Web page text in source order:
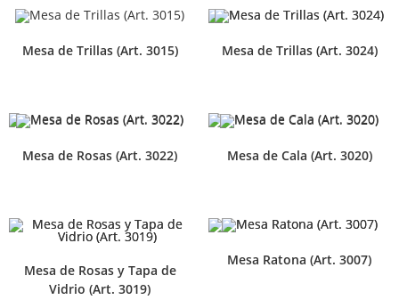
Mesa de Trillas (Art. 3015) Mesa de Trillas (Art. 3024)
Mesa de Rosas (Art. 3022) Mesa de Cala (Art. 3020)
Mesa de Rosas y Tapa de
Vidrio (Art. 3019)
Mesa Ratona (Art. 3007)